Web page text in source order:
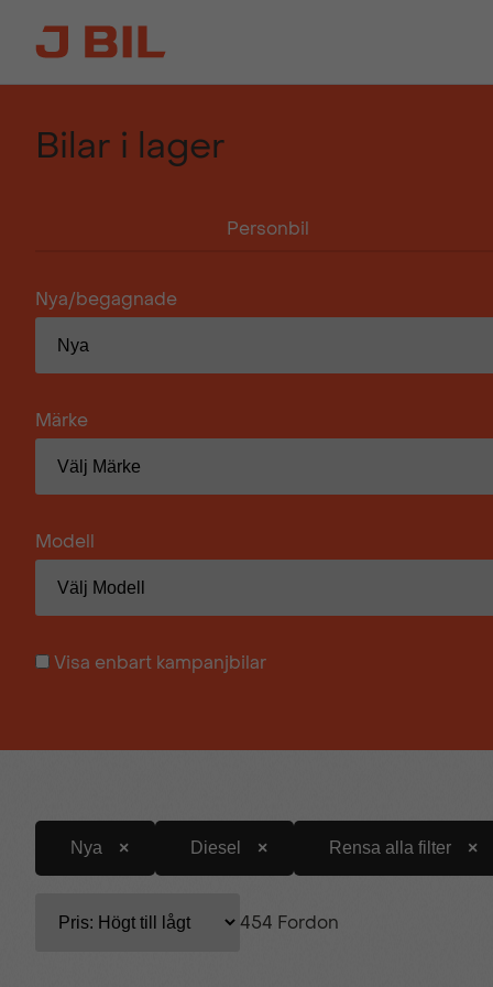
Bilar i lager
Personbil
Nya/begagnade
Märke
Modell
Visa enbart kampanjbilar
Nya Diesel Rensa alla filter
454 Fordon